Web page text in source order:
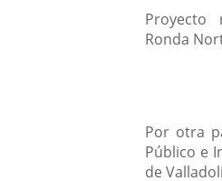
Proyecto
Ronda
Por otra
Público e
de